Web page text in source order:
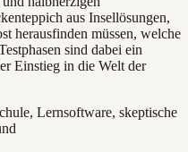
aus Insellösungen,
herausfinden müssen, welche
sind dabei ein
Einstieg in die Welt der